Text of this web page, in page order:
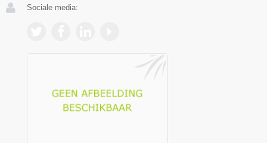
Sociale media: